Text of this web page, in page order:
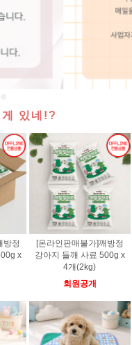
있네!?
방정
x
[온라인판매불가]깨방정
강아지 들깨 사료 500g x
4개(2kg)
회원공개